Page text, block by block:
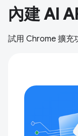
內建 AI
試用 Chrome 擴充